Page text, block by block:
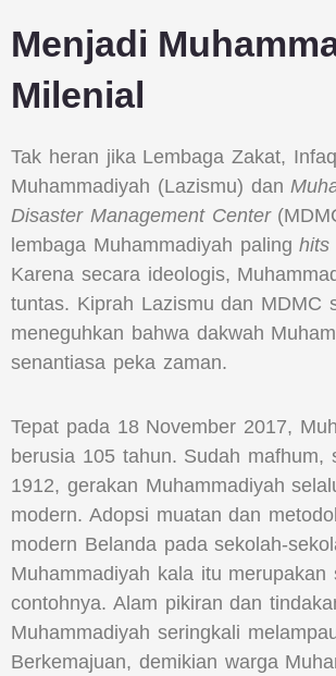
Menjadi
Milenial
Tak heran jika Lembaga Zakat,
Muhammadiyah (Lazismu) dan
Disaster Management Center
lembaga Muhammadiyah palinghits
Karena secara ideologis,
tuntas. Kiprah Lazismu dan MDMC
meneguhkan bahwa dakwah
senantiasa peka zaman.
Tepat pada 18 November 2017,
berusia 105 tahun. Sudah mafhum,
1912, gerakan Muhammadiyah
modern. Adopsi muatan dan
modern Belanda pada sekolah-
Muhammadiyah kala itu merupakan
contohnya. Alam pikiran dan
Muhammadiyah seringkali
Berkemajuan, demikian warga